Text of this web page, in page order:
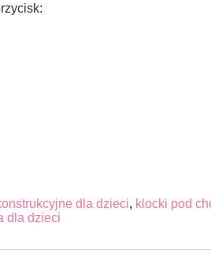
dla dzieci, klocki pod
dla dzieci